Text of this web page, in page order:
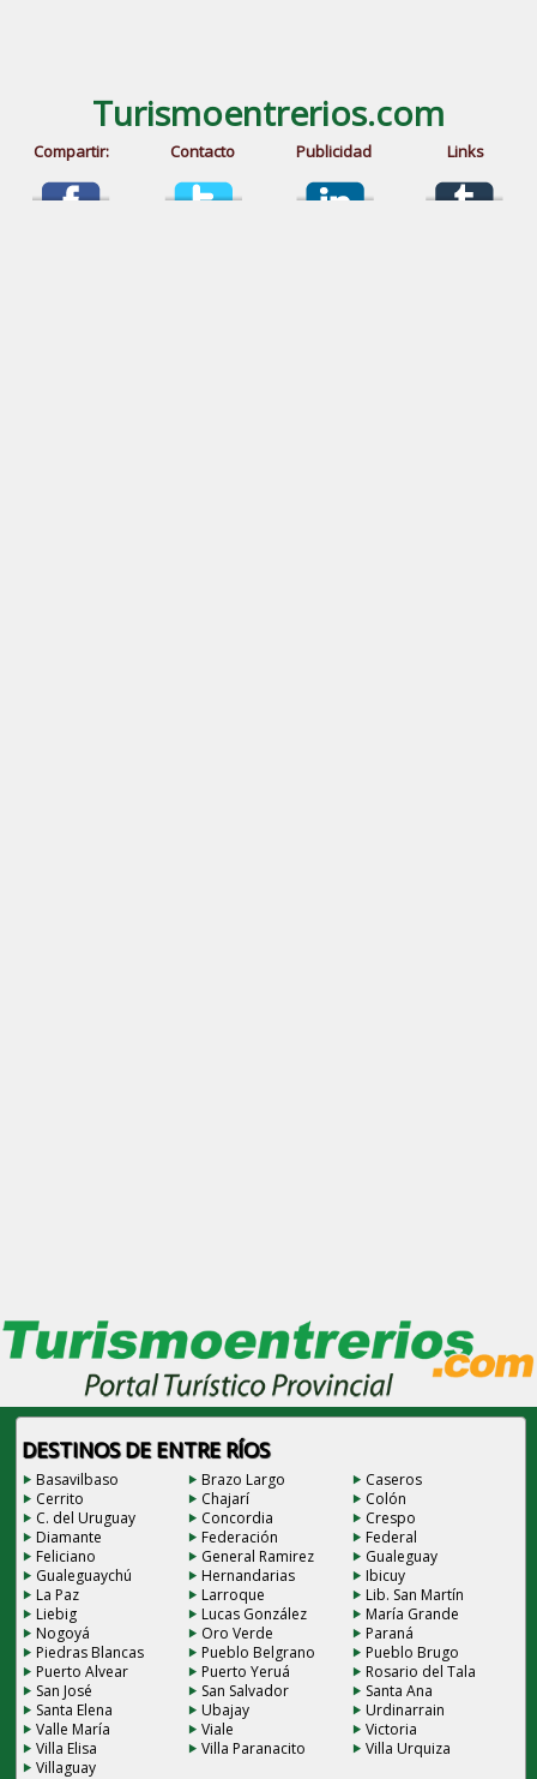
Turismoentrerios.com
Compartir: Contacto Publicidad Links
DESTINOS DE ENTRE RÍOS
Basavilbaso Brazo Largo
Caseros
Cerrito
Chajarí
Colón
C. del Uruguay
Concordia
Crespo
Diamante
Federación
Federal
Feliciano
General Ramirez
Gualeguay
Gualeguaychú
Hernandarias
Ibicuy
La Paz
Larroque
Lib. San Martín
Liebig
Lucas González
María Grande
Nogoyá
Oro Verde
Paraná
Piedras Blancas
Pueblo Belgrano
Pueblo Brugo
Puerto Alvear
Puerto Yeruá
Rosario del Tala
San José
San Salvador
Santa Ana
Santa Elena
Ubajay
Urdinarrain
Valle María
Viale
Victoria
Villa Elisa
Villa Paranacito
Villa Urquiza
Villaguay